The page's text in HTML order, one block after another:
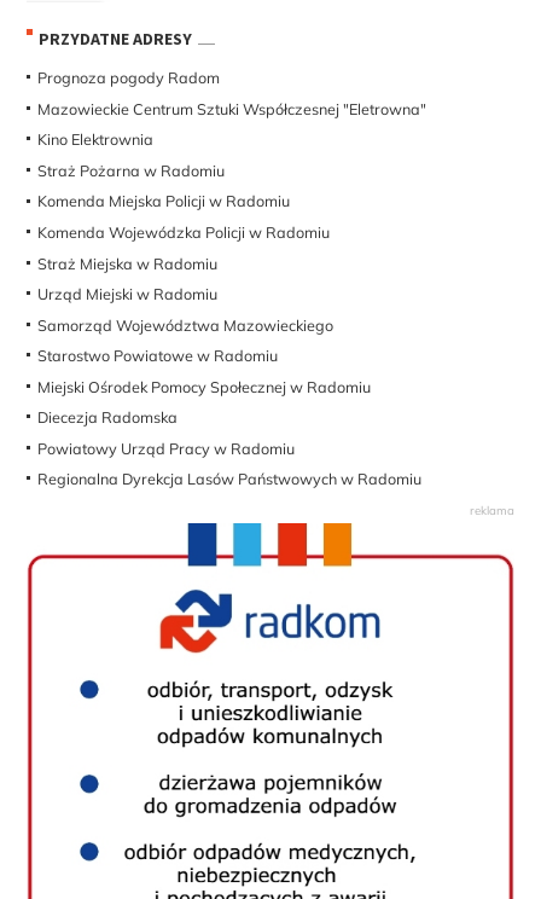
PRZYDATNE ADRESY
Prognoza pogody Radom
Mazowieckie Centrum Sztuki Współczesnej "Eletrowna"
Kino Elektrownia
Straż Pożarna w Radomiu
Komenda Miejska Policji w Radomiu
Komenda Wojewódzka Policji w Radomiu
Straż Miejska w Radomiu
Urząd Miejski w Radomiu
Samorząd Województwa Mazowieckiego
Starostwo Powiatowe w Radomiu
Miejski Ośrodek Pomocy Społecznej w Radomiu
Diecezja Radomska
Powiatowy Urząd Pracy w Radomiu
Regionalna Dyrekcja Lasów Państwowych w Radomiu